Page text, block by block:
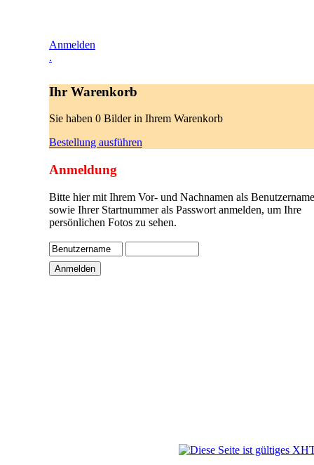
Anmelden
.
Ihr Warenkorb
Sie haben 0 Bilder in Ihrem Warenkorb
Bestellung ausführen
Anmeldung
Bitte hier mit Ihrem Vor- und Nachnamen als
sowie Ihrer Startnummer als Passwort anmelden, um Ihre
persönlichen Fotos zu sehen.